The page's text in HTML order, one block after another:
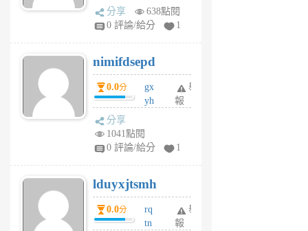
U
F
U
5
個
月
分享
638點閱
0 評論/給分
1
nimifdsepd
0.0分
gx
yh
jl
月
前
舉
報
分享
1041點閱
0 評論/給分
1
lduyxjtsmh
0.0分
rq
tn
舉
報